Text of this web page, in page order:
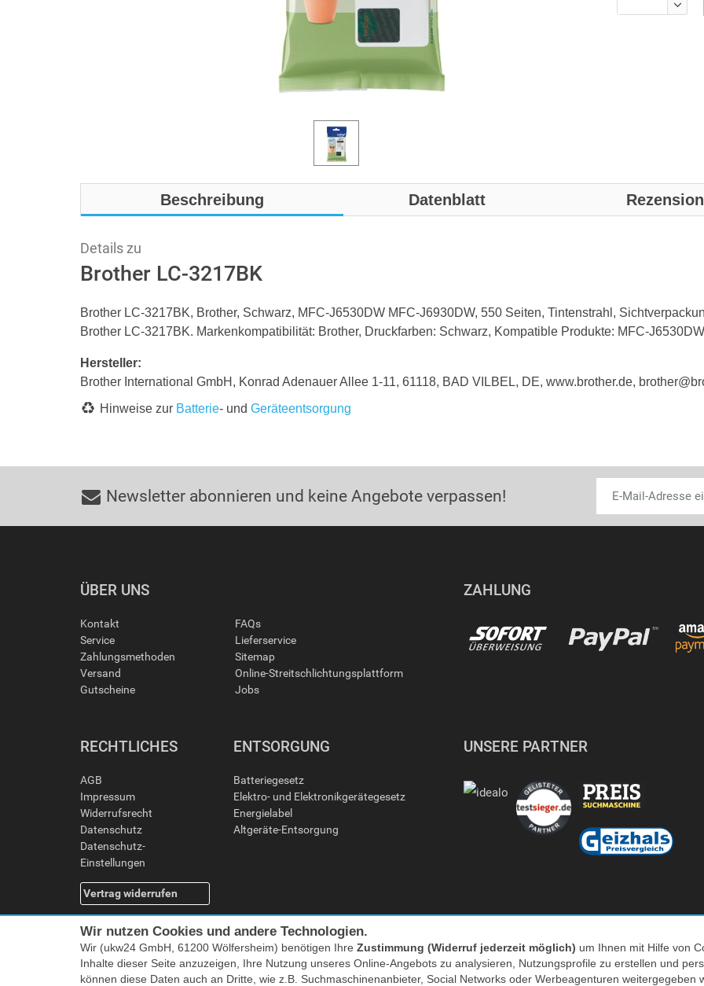
Beschreibung Datenblatt
Details zu
Brother LC-3217BK
Brother LC-3217BK, Brother, Schwarz, MFC-J6530DW MFC-J6930DW, 550 Seiten, Tintenstrahl,
Brother LC-3217BK. Markenkompatibilität: Brother, Druckfarben: Schwarz, Kompatible Produkte: MFC-
Hersteller:
Brother International GmbH, Konrad Adenauer Allee 1-11, 61118, BAD VILBEL, DE, www.brother.de,
Hinweise zur Batterie- und Geräteentsorgung
Newsletter abonnieren und keine Angebote verpassen!
ÜBER UNS
Kontakt
Service
Zahlungsmethoden
Versand
Gutscheine
FAQs
Lieferservice
Sitemap
Online-Streitschlichtungsplattform
Jobs
ZAHLUNG
RECHTLICHES
AGB
Impressum
Widerrufsrecht
Datenschutz
Datenschutz-
Einstellungen
Vertrag widerrufen
ENTSORGUNG
Batteriegesetz
Elektro- und Elektronikgerätegesetz
Energielabel
Altgeräte-Entsorgung
UNSERE PARTNER
Facebook |twitter
Wir nutzen Cookies und andere Technologien.
Wir (ukw24 GmbH, 61200 Wölfersheim) benötigen Ihre Zustimmung (Widerruf jederzeit möglich) um Ihnen mit Hilfe von
Inhalte dieser Seite anzuzeigen, Ihre Nutzung unseres Online-Angebots zu analysieren, Nutzungsprofile zu erstellen und
können diese Daten auch an Dritte, wie z.B. Suchmaschinenanbieter, Social Networks oder Werbeagenturen